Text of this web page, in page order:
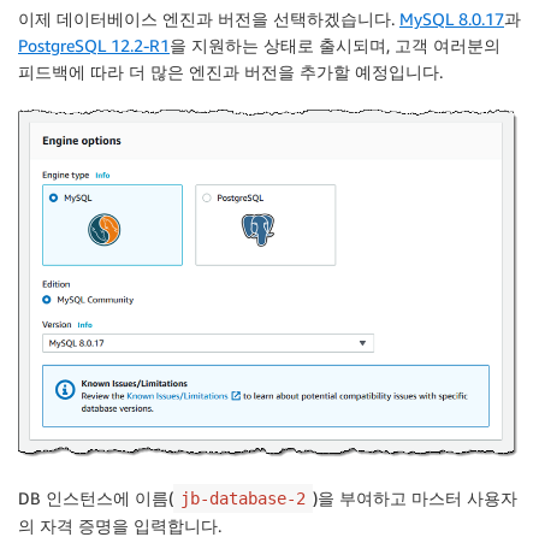
이제 데이터베이스 엔진과 버전을 선택하겠습니다. MySQL 8.0.17과
PostgreSQL 12.2-R1을 지원하는 상태로 출시되며, 고객 여러분의
피드백에 따라 더 많은 엔진과 버전을 추가할 예정입니다.
DB 인스턴스에 이름( jb-database-2 )을 부여하고 마스터 사용자
의 자격 증명을 입력합니다.